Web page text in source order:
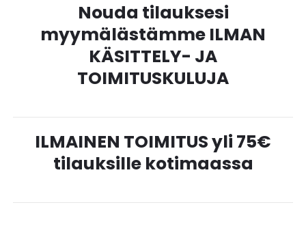
Nouda tilauksesi
myymälästämme ILMAN
KÄSITTELY- JA
TOIMITUSKULUJA
ILMAINEN TOIMITUS yli 75€
tilauksille kotimaassa